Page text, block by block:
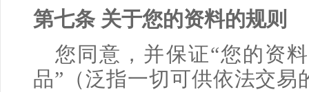
第七条 关于您的资料的规则
您同意，并保证“您的资
品”（泛指一切可供依法交